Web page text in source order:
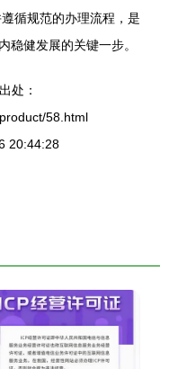
循规范的办理流程，是
稳健发展的关键一步。
处：
58.html
20:44:28